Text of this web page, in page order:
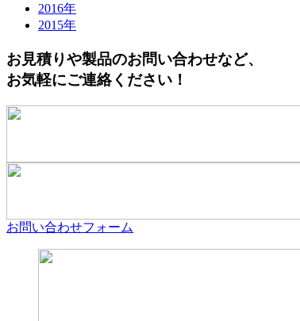
2016年
2015年
お見積りや製品のお問い合わせなど、
お気軽にご連絡ください！
お問い合わせフォーム